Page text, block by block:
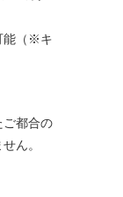
能（※キ
ご都合の
ん。